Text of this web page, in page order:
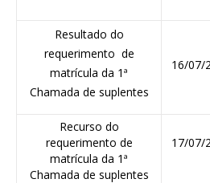
Resultado do
requerimento de
matrícula da 1ª
Chamada de suplentes
16/07/
Recurso do
requerimento de
matrícula da 1ª
Chamada de suplentes
17/07/